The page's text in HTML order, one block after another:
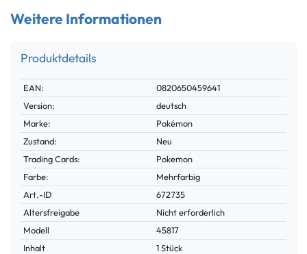
Weitere Informationen
Produktdetails
Technisches
Merkmal
Wert
EAN:
0820650459641
Version:
deutsch
Marke:
Pokémon
Zustand:
Neu
Trading Cards:
Pokemon
Farbe:
Mehrfarbig
Technisches
Merkmal
Wert
Art.-ID
672735
Altersfreigabe
Nicht erforderlich
Modell
45817
Inhalt
1 Stück